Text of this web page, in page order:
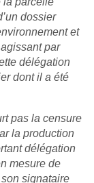
dossier
et
par
délégation
dont il a été
pas la censure
la production
délégation
mesure de
son signataire